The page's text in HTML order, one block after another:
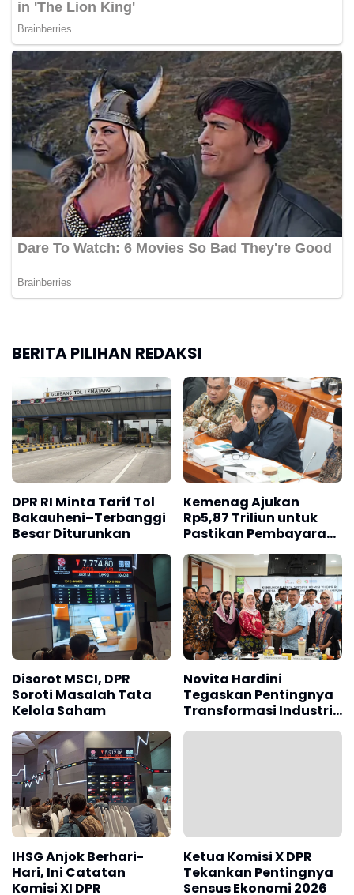
BERITA PILIHAN REDAKSI
DPR RI Minta Tarif Tol
Bakauheni–Terbanggi
Besar Diturunkan
Kemenag Ajukan
Rp5,87 Triliun untuk
Pastikan Pembayaran
Tunjangan Guru dan
Dosen 2026
Disorot MSCI, DPR
Soroti Masalah Tata
Kelola Saham
Novita Hardini
Tegaskan Pentingnya
Transformasi Industri
Hijau di Tengah Krisis
IHSG Anjok Berhari-
Hari, Ini Catatan
Komisi XI DPR
Ketua Komisi X DPR
Tekankan Pentingnya
Sensus Ekonomi 2026